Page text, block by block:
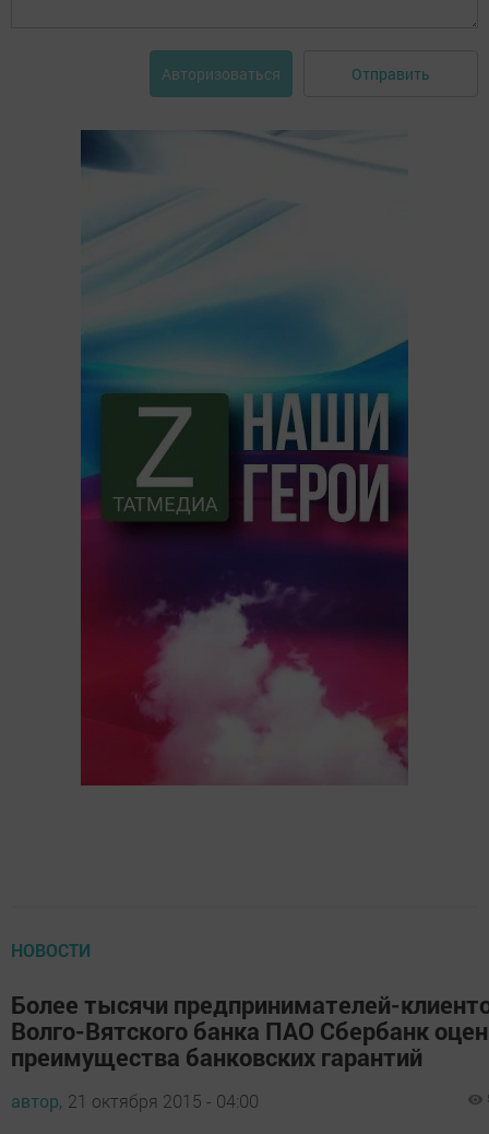
Авторизоваться Отправить
НОВОСТИ
Более тысячи предпринимателей-
Волго-Вятского банка ПАО Сбербанк
преимущества банковских гарантий
автор, 21 октября 2015 - 04:00